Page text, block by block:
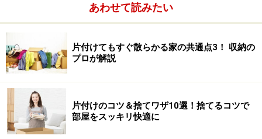
この分別の段階で、重要な書類と必要な資料以外は処
分。すでに終了した業務の書類は原本（成果品）だけを
細かく分けすぎると要不要を判断するときに迷うので、使う
頻度を基準に分ける際にも3分別までにとどめて
あわせて読みたい
片付けてもすぐ散らかる家の共通点3！ 収納の
プロが解説
片付けのコツ＆捨てワザ10選！捨てるコツで
部屋をスッキリ快適に